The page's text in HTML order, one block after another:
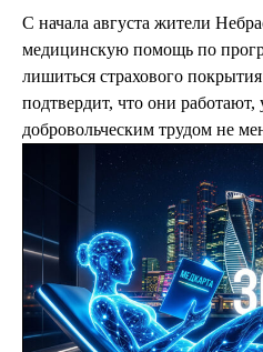
С начала августа жители
медицинскую помощь по
лишиться страхового
подтвердит, что они работают,
добровольческим трудом не